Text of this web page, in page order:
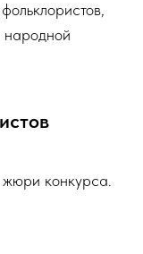
народной
конкурса.